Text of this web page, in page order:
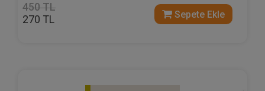
450 TL
270 TL Sepete Ekle